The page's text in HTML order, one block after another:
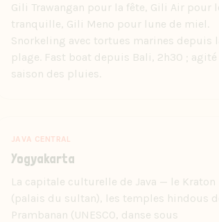
Gili Trawangan pour la fête, Gili Air pour
tranquille, Gili Meno pour lune de miel.
Snorkeling avec tortues marines depuis
plage. Fast boat depuis Bali, 2h30 ; agité
saison des pluies.
JAVA CENTRAL
Yogyakarta
La capitale culturelle de Java — le Kraton
(palais du sultan), les temples hindous
Prambanan (UNESCO, danse sous